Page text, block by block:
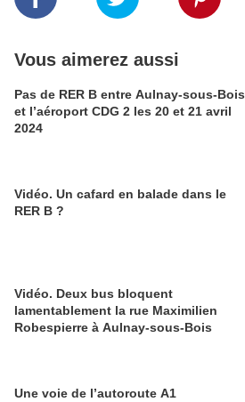
Vous aimerez aussi
Pas de RER B entre Aulnay-sous-Bois
et l’aéroport CDG 2 les 20 et 21 avril
2024
Vidéo. Un cafard en balade dans le
RER B ?
Vidéo. Deux bus bloquent
lamentablement la rue Maximilien
Robespierre à Aulnay-sous-Bois
Une voie de l’autoroute A1